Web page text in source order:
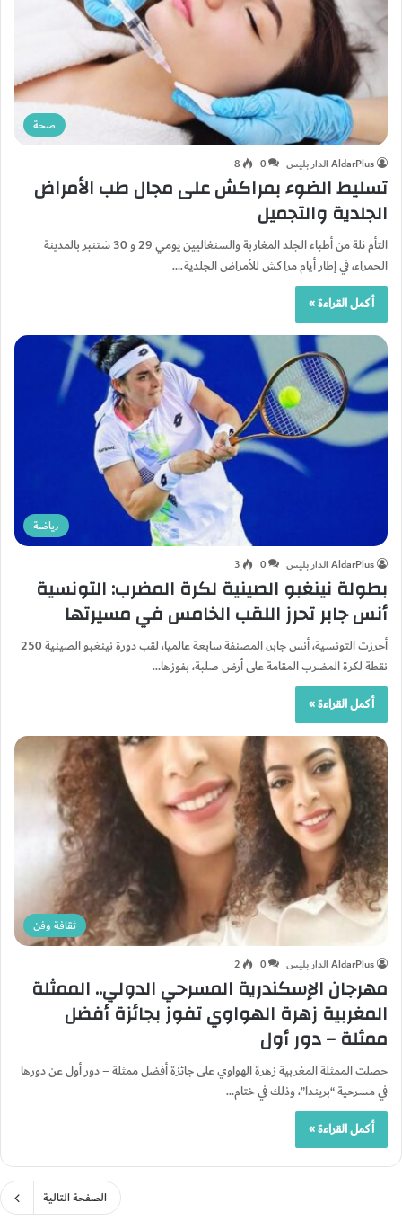
صحة
AldarPlus الدار بليس 0
8
تسليط الضوء بمراكش على مجال طب الأمراض
الجلدية والتجميل
التأم ثلة من أطباء الجلد المغاربة والسنغاليين يومي 29 و 30 شتنبر بالمدينة
الحمراء، في إطار أيام مراكش للأمراض الجلدية.…
أكمل القراءة »
رياضة
AldarPlus الدار بليس 0
3
بطولة نينغبو الصينية لكرة المضرب: التونسية
أنس جابر تحرز اللقب الخامس في مسيرتها
أحرزت التونسية، أنس جابر، المصنفة سابعة عالميا، لقب دورة نينغبو الصينية 250
نقطة لكرة المضرب المقامة على أرض صلبة، بفوزها…
أكمل القراءة »
ثقافة وفن
AldarPlus الدار بليس 0
2
مهرجان الإسكندرية المسرحي الدولي.. الممثلة
المغربية زهرة الهواوي تفوز بجائزة أفضل
ممثلة – دور أول
حصلت الممثلة المغربية زهرة الهواوي على جائزة أفضل ممثلة – دور أول عن دورها
في مسرحية “بريندا”، وذلك في ختام…
أكمل القراءة »
الصفحة التالية